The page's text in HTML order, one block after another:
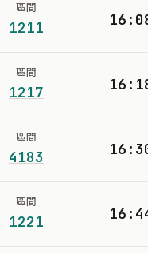
區間
1211
區間
1217
區間
4183
區間
1221